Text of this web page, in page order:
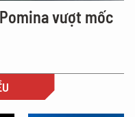
vượt mốc